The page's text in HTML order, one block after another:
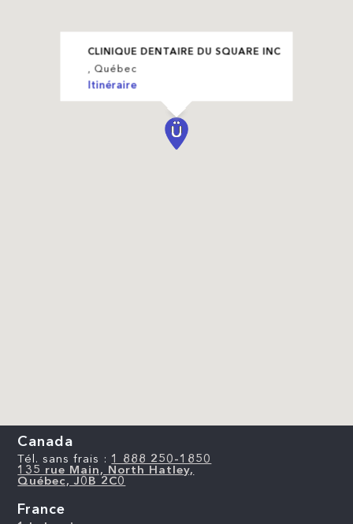
CLINIQUE DENTAIRE DU SQUARE INC
, Québec
Itinéraire
Canada
Tél. sans frais : 1 888 250-1850
135 rue Main, North Hatley,
Québec, J0B 2C0
France